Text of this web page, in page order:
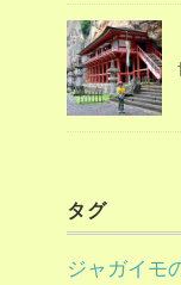
タグ
ジャガイモ